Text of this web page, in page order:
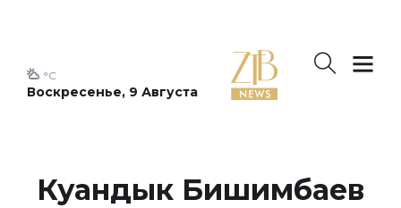
Воскресенье, 9 Августа
°C
Куандык Бишимбаев